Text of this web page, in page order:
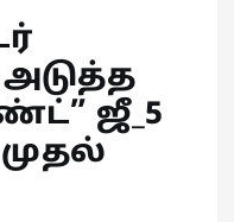
ஜீ_5
முதல்